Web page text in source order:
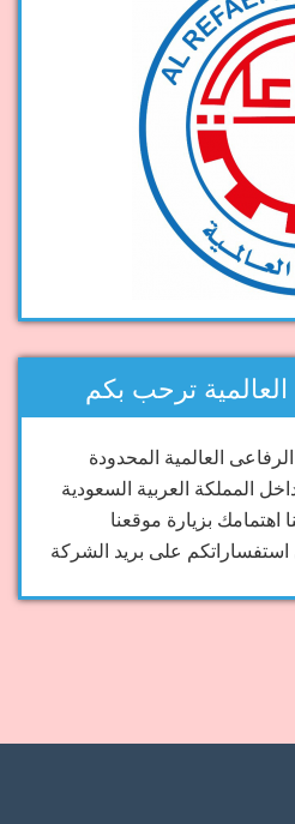
ترحب بكم
العالمية المحدودة
المملكة العربية السعودية
اهتمامك بزيارة موقعنا
استفساراتكم على بريد الشركة